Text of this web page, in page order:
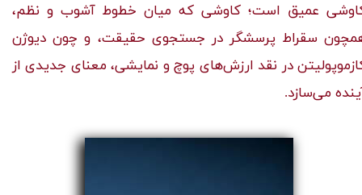
عمیق است؛ کاوشی که میان خطوط آشوب و نظم،
سقراط پرسشگر در جستجوی حقیقت، و چون دیوژن
در نقد ارزش‌های پوچ و نمایشی، معنای جدیدی از
می‌سازد.​​​​​​​